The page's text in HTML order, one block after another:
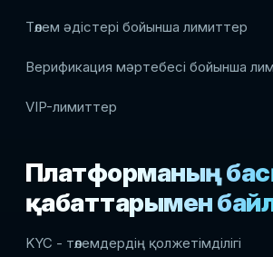
Төлем әдістері бойынша лимиттер
Верификация мәртебесі бойынша
VIP-лимиттер
Платформаның
қабаттарымен
KYC - төлемдердің қолжетімділігі